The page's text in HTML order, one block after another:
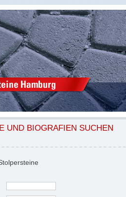
UND BIOGRAFIEN SUCHEN